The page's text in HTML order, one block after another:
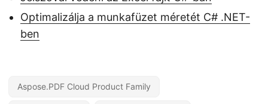
Optimalizálja a munkafüzet méretét C# .NET-
ben
Aspose.PDF Cloud Product Family